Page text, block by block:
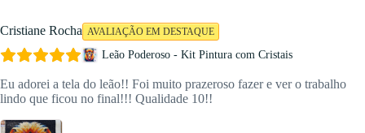
Cristiane Rocha AVALIAÇÃO EM DESTAQUE
Leão Poderoso - Kit Pintura com Cristais
Eu adorei a tela do leão!! Foi muito prazeroso fazer e ver o trabalho
lindo que ficou no final!!! Qualidade 10!!